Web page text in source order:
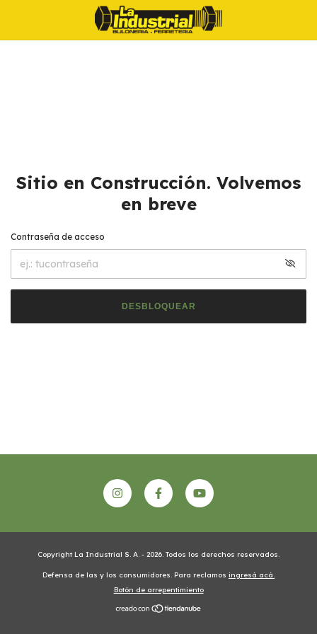
Sitio en Construcción. Volvemos
en breve
Contraseña de acceso
DESBLOQUEAR
Copyright La Industrial S. A. - 2026. Todos los derechos reservados.
Defensa de las y los consumidores. Para reclamos ingresá acá.
Botón de arrepentimiento